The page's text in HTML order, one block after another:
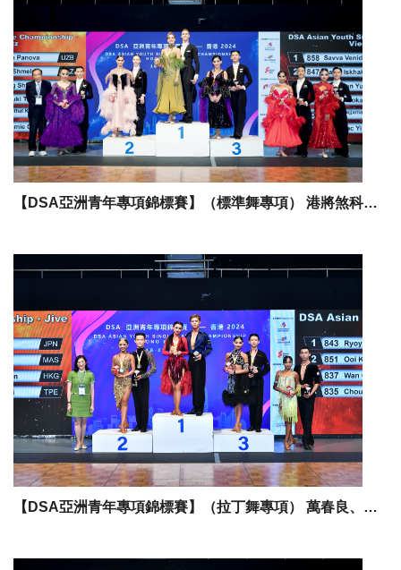
【DSA亞洲青年專項錦標賽】（標準舞專項） 港將煞科日添兩銅 總數以三銅「埋齋」 香港爭辦2025年首屆「DSA亞洲女子單人專項錦標賽」
【DSA亞洲青年專項錦標賽】（拉丁舞專項） 萬春良、王泇文為港隊「開齋 奪「牛仔舞」銅牌 中國兩組合包辦「亞青」四金